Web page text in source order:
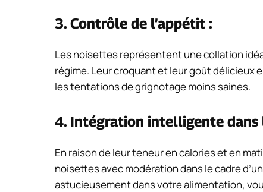
3. Contrôle de l’appétit :
Les noisettes représentent une collation
régime. Leur croquant et leur goût délicieux
les tentations de grignotage moins saines.
4. Intégration intelligente dans
En raison de leur teneur en calories et en
noisettes avec modération dans le cadre
astucieusement dans votre alimentation,